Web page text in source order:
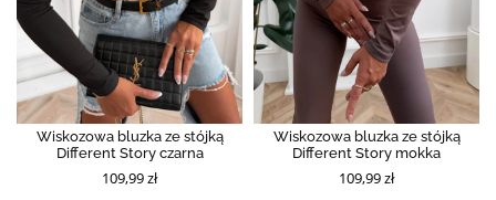
Wiskozowa bluzka ze stójką
Different Story czarna
109,99 zł
Wiskozowa bluzka ze stójką
Different Story mokka
109,99 zł